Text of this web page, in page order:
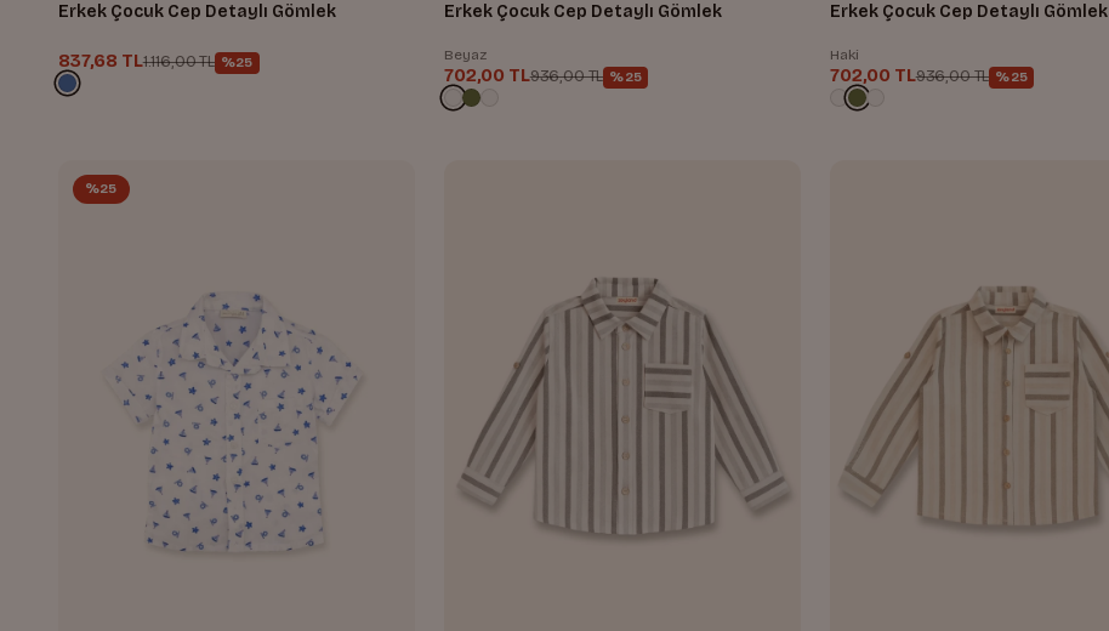
Erkek Çocuk Cep Detaylı Gömlek
837,68 TL1.116,00 TL %25
Erkek Çocuk Cep Detaylı Gömlek
Beyaz
702,00 TL936,00 TL %25
Erkek Çocuk Cep Detaylı Gömlek
Haki
702,00 TL936,00 TL %25
%25